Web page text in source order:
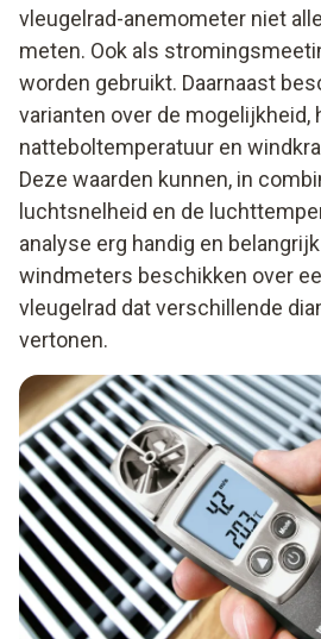
vleugelrad-anemometer niet
meten. Ook als
worden gebruikt. Daarnaast
varianten over de mogelijkheid,
natteboltemperatuur en
Deze waarden kunnen, in
luchtsnelheid en de
analyse erg handig en
windmeters beschikken over
vleugelrad dat verschillende
vertonen.